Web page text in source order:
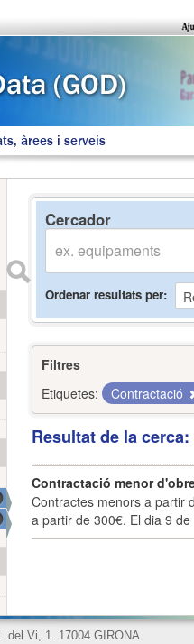
àrees i serveis
Cercador
Ordenar resultats per
Filtres
Etiquetes:
Contractació
Resultat de la
Contractació menor
Contractes menors a partir
a partir de 300€. El dia 9
del Vi, 1. 17004 GIRONA